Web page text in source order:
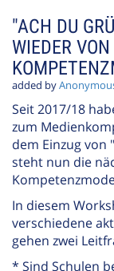
"ACH DU
WIEDER
added by
Seit 2017/18
zum
dem Einzug von
steht nun die
In diesem
verschiedene
gehen zwei
* Sind Schulen